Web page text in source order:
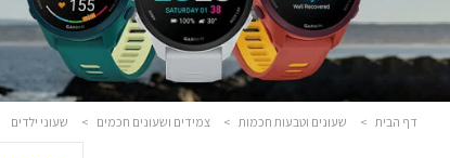
דף הבית > שעונים וטבעות חכמות > צמידים ושעונים חכמים > שעוני ילדים